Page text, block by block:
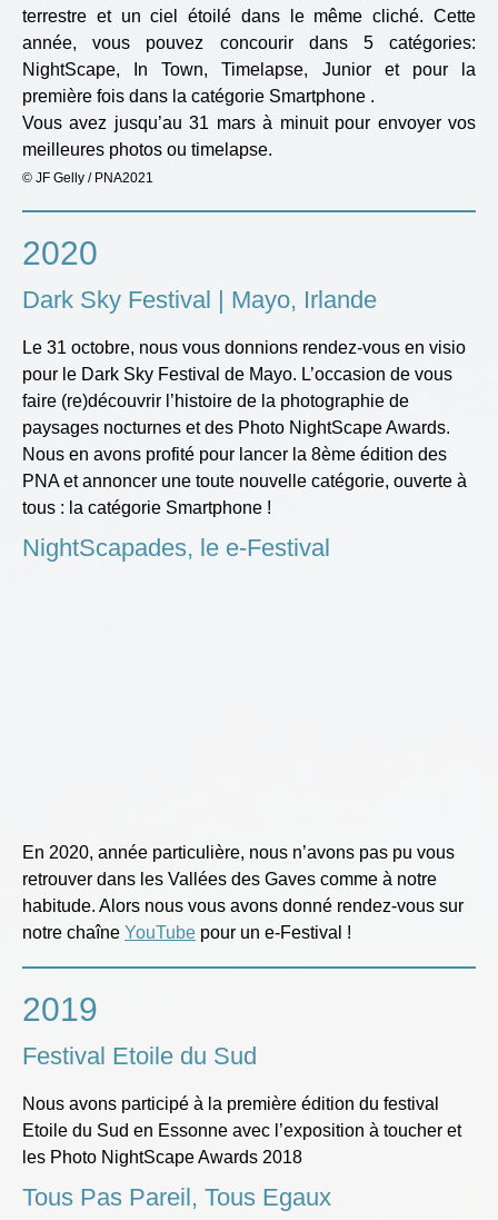
terrestre et un ciel étoilé dans le même cliché. Cette
année, vous pouvez concourir dans 5 catégories:
NightScape, In Town, Timelapse, Junior et pour la
première fois dans la catégorie Smartphone .
Vous avez jusqu’au 31 mars à minuit pour envoyer vos
meilleures photos ou timelapse.
© JF Gelly / PNA2021
2020
Dark Sky Festival | Mayo, Irlande
Le 31 octobre, nous vous donnions rendez-vous en visio
pour le Dark Sky Festival de Mayo. L’occasion de vous
faire (re)découvrir l’histoire de la photographie de
paysages nocturnes et des Photo NightScape Awards.
Nous en avons profité pour lancer la 8ème édition des
PNA et annoncer une toute nouvelle catégorie, ouverte à
tous : la catégorie Smartphone !
NightScapades, le e-Festival
En 2020, année particulière, nous n’avons pas pu vous
retrouver dans les Vallées des Gaves comme à notre
habitude. Alors nous vous avons donné rendez-vous sur
notre chaîne YouTube pour un e-Festival !
2019
Festival Etoile du Sud
Nous avons participé à la première édition du festival
Etoile du Sud en Essonne avec l’exposition à toucher et
les Photo NightScape Awards 2018
Tous Pas Pareil, Tous Egaux